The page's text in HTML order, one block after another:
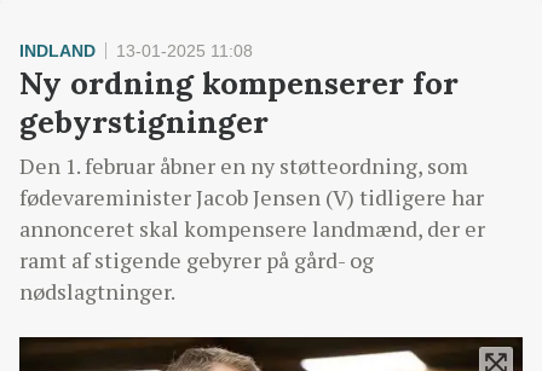
INDLAND 13-01-2025 11:08
Ny ordning kompenserer for
gebyrstigninger
Den 1. februar åbner en ny støtteordning, som
fødevareminister Jacob Jensen (V) tidligere har
annonceret skal kompensere landmænd, der er
ramt af stigende gebyrer på gård- og
nødslagtninger.